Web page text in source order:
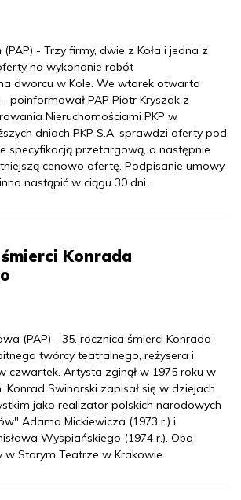
(PAP) - Trzy firmy, dwie z Koła i jedna z
na wykonanie robót
dworcu w Kole. We wtorek otwarto
poinformował PAP Piotr Kryszak z
Nieruchomościami PKP w
dniach PKP S.A. sprawdzi oferty pod
specyfikacją przetargową, a następnie
cenowo ofertę. Podpisanie umowy
nastąpić w ciągu 30 dni.
Konrada
(PAP) - 35. rocznica śmierci Konrada
twórcy teatralnego, reżysera i
czwartek. Artysta zginął w 1975 roku w
Konrad Swinarski zapisał się w dziejach
jako realizator polskich narodowych
Adama Mickiewicza (1973 r.) i
Wyspiańskiego (1974 r.). Oba
w Starym Teatrze w Krakowie.